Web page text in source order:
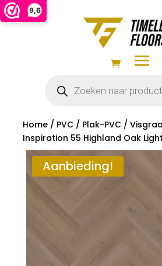
9,6
zoeken
Home/ PVC/ Plak-PVC/
Inspiration 55 Highland Oak
Aanbieding!